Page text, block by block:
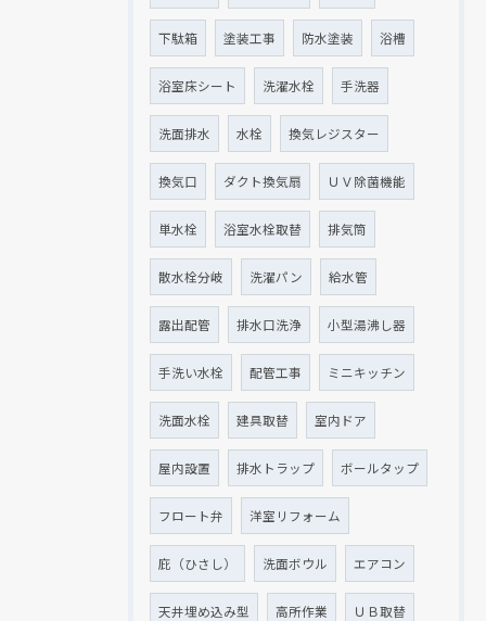
下駄箱 塗装工事 防水塗装 浴槽
浴室床シート 洗濯水栓 手洗器
洗面排水 水栓 換気レジスター
換気口 ダクト換気扇 ＵＶ除菌機能
単水栓 浴室水栓取替 排気筒
散水栓分岐 洗濯パン 給水管
露出配管 排水口洗浄 小型湯沸し器
手洗い水栓 配管工事 ミニキッチン
洗面水栓 建具取替 室内ドア
屋内設置 排水トラップ ボールタップ
フロート弁 洋室リフォーム
庇（ひさし） 洗面ボウル エアコン
天井埋め込み型 高所作業 ＵＢ取替